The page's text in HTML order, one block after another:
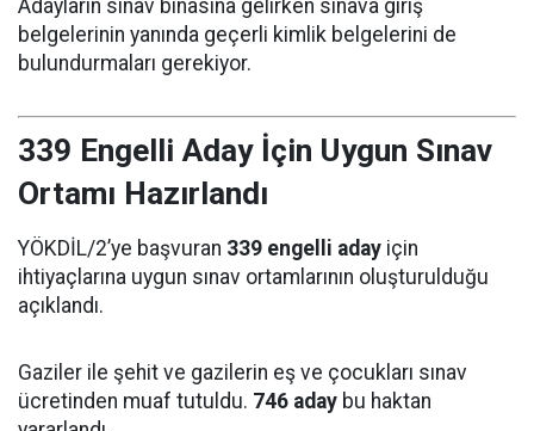
Adayların sınav binasına gelirken sınava giriş
belgelerinin yanında geçerli kimlik belgelerini de
bulundurmaları gerekiyor.
339 Engelli Aday İçin Uygun Sınav
Ortamı Hazırlandı
YÖKDİL/2’ye başvuran 339 engelli aday için
ihtiyaçlarına uygun sınav ortamlarının oluşturulduğu
açıklandı.
Gaziler ile şehit ve gazilerin eş ve çocukları sınav
ücretinden muaf tutuldu. 746 aday bu haktan